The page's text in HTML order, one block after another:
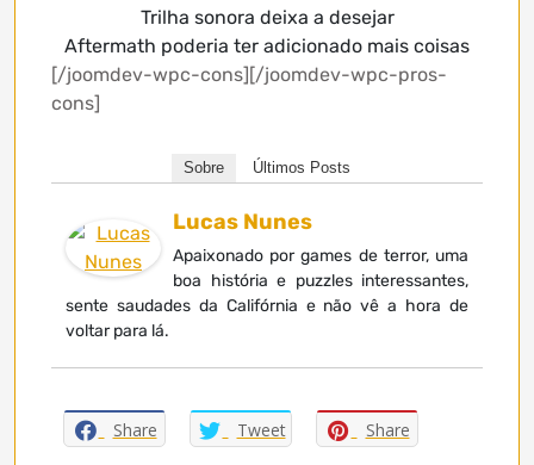
Trilha sonora deixa a desejar
Aftermath poderia ter adicionado mais coisas
[/joomdev-wpc-cons][/joomdev-wpc-pros-
cons]
Sobre Últimos Posts
Lucas Nunes
Apaixonado por games de terror, uma
boa história e puzzles interessantes,
sente saudades da Califórnia e não vê a hora de
voltar para lá.
Share Tweet Share